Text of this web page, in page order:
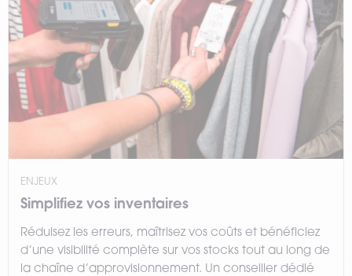
ENJEUX
Simplifiez vos inventaires
Réduisez les erreurs, maîtrisez vos coûts et bénéficiez
d’une visibilité complète sur vos stocks tout au long de
la chaîne d’approvisionnement. Un conseiller dédié